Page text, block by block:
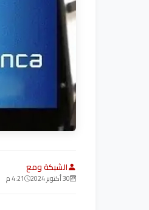
الشبكة ومع
30 أكتوبر 2024 4:21 م